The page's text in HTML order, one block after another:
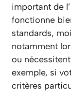
important de
fonctionne
standards,
notamment
ou
exemple, si
critères